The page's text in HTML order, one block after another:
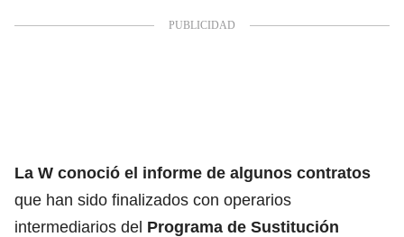
La W conoció el informe de algunos contratos
que han sido finalizados con operarios
intermediarios del Programa de Sustitución